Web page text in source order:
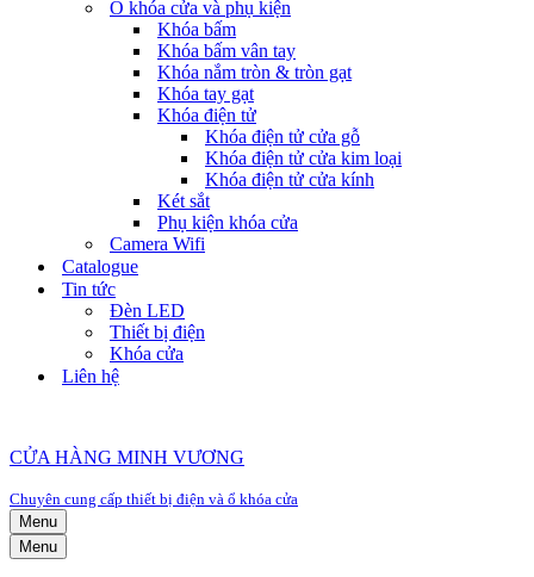
Ổ khóa cửa và phụ kiện
Khóa bấm
Khóa bấm vân tay
Khóa nắm tròn & tròn gạt
Khóa tay gạt
Khóa điện tử
Khóa điện tử cửa gỗ
Khóa điện tử cửa kim loại
Khóa điện tử cửa kính
Két sắt
Phụ kiện khóa cửa
Camera Wifi
Catalogue
Tin tức
Đèn LED
Thiết bị điện
Khóa cửa
Liên hệ
CỬA HÀNG MINH VƯƠNG
Chuyên cung cấp thiết bị điện và ổ khóa cửa
Menu
Menu